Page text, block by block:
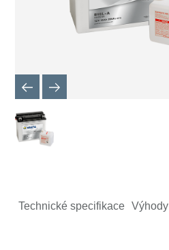
Technické specifikace Výhody